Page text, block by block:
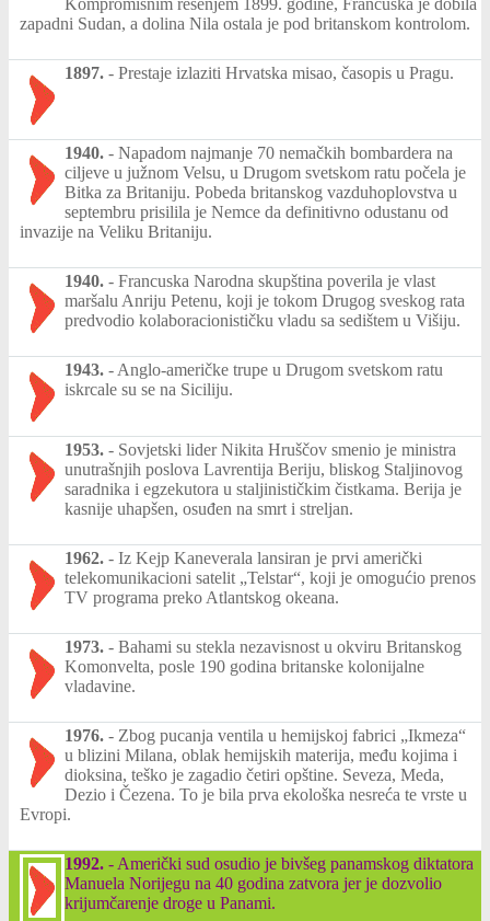
zapadni Sudan, a dolina Nila ostala je pod britanskom kontrolom.
1897. - Prestaje izlaziti Hrvatska misao, časopis u Pragu.
1940. - Napadom najmanje 70 nemačkih bombardera na
ciljeve u južnom Velsu, u Drugom svetskom ratu počela je
Bitka za Britaniju. Pobeda britanskog vazduhoplovstva u
septembru prisilila je Nemce da definitivno odustanu od
invazije na Veliku Britaniju.
1940. - Francuska Narodna skupština poverila je vlast
maršalu Anriju Petenu, koji je tokom Drugog sveskog rata
predvodio kolaboracionističku vladu sa sedištem u Višiju.
1943. - Anglo-američke trupe u Drugom svetskom ratu
iskrcale su se na Siciliju.
1953. - Sovjetski lider Nikita Hruščov smenio je ministra
unutrašnjih poslova Lavrentija Beriju, bliskog Staljinovog
saradnika i egzekutora u staljinističkim čistkama. Berija je
kasnije uhapšen, osuđen na smrt i streljan.
1962. - Iz Kejp Kaneverala lansiran je prvi američki
telekomunikacioni satelit „Telstar“, koji je omogućio prenos
TV programa preko Atlantskog okeana.
1973. - Bahami su stekla nezavisnost u okviru Britanskog
Komonvelta, posle 190 godina britanske kolonijalne
vladavine.
1976. - Zbog pucanja ventila u hemijskoj fabrici „Ikmeza“
u blizini Milana, oblak hemijskih materija, među kojima i
dioksina, teško je zagadio četiri opštine. Seveza, Meda,
Dezio i Čezena. To je bila prva ekološka nesreća te vrste u
Evropi.
1992. - Američki sud osudio je bivšeg panamskog diktatora
Manuela Norijegu na 40 godina zatvora jer je dozvolio
krijumčarenje droge u Panami.